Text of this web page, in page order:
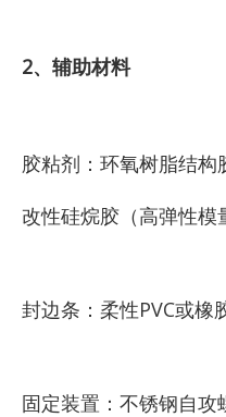
2、辅助材料
胶粘剂：环氧树脂结构
改性硅烷胶（高弹性模
封边条：柔性PVC或橡
固定装置：不锈钢自